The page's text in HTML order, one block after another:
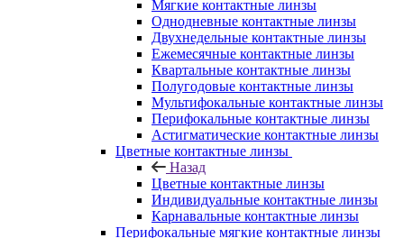
Мягкие контактные линзы
Однодневные контактные линзы
Двухнедельные контактные линзы
Ежемесячные контактные линзы
Квартальные контактные линзы
Полугодовые контактные линзы
Мультифокальные контактные линзы
Перифокальные контактные линзы
Астигматические контактные линзы
Цветные контактные линзы
Назад
Цветные контактные линзы
Индивидуальные контактные линзы
Карнавальные контактные линзы
Перифокальные мягкие контактные линзы